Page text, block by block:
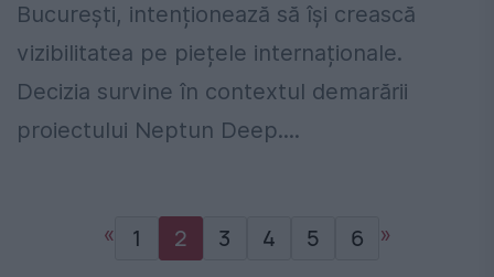
București, intenționează să își crească
vizibilitatea pe piețele internaționale.
Decizia survine în contextul demarării
proiectului Neptun Deep....
« 1 2 3 4 5 6 »